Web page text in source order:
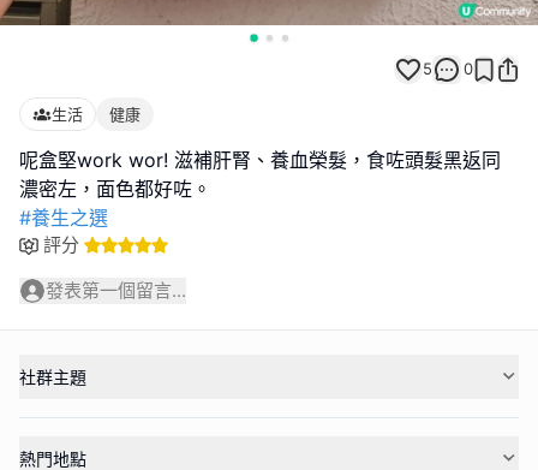
5 0
生活 健康
呢盒堅work wor! 滋補肝腎、養血榮髮，食咗頭髮黑返同
#養生之選
評分
發表第一個留言...
社群主題
熱門地點